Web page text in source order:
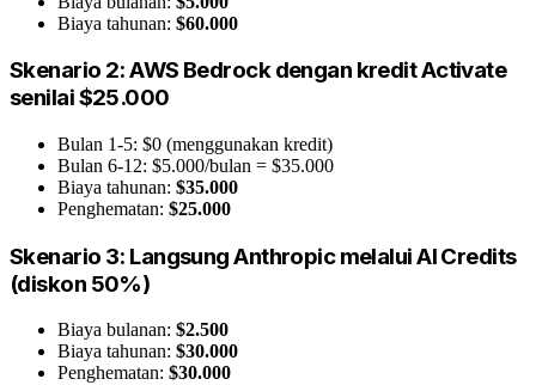
Biaya tahunan: $60.000
Skenario 2: AWS Bedrock dengan kredit Activate
senilai $25.000
Bulan 1-5: $0 (menggunakan kredit)
Bulan 6-12: $5.000/bulan = $35.000
Biaya tahunan: $35.000
Penghematan: $25.000
Skenario 3: Langsung Anthropic melalui AI Credits
(diskon 50%)
Biaya bulanan: $2.500
Biaya tahunan: $30.000
Penghematan: $30.000